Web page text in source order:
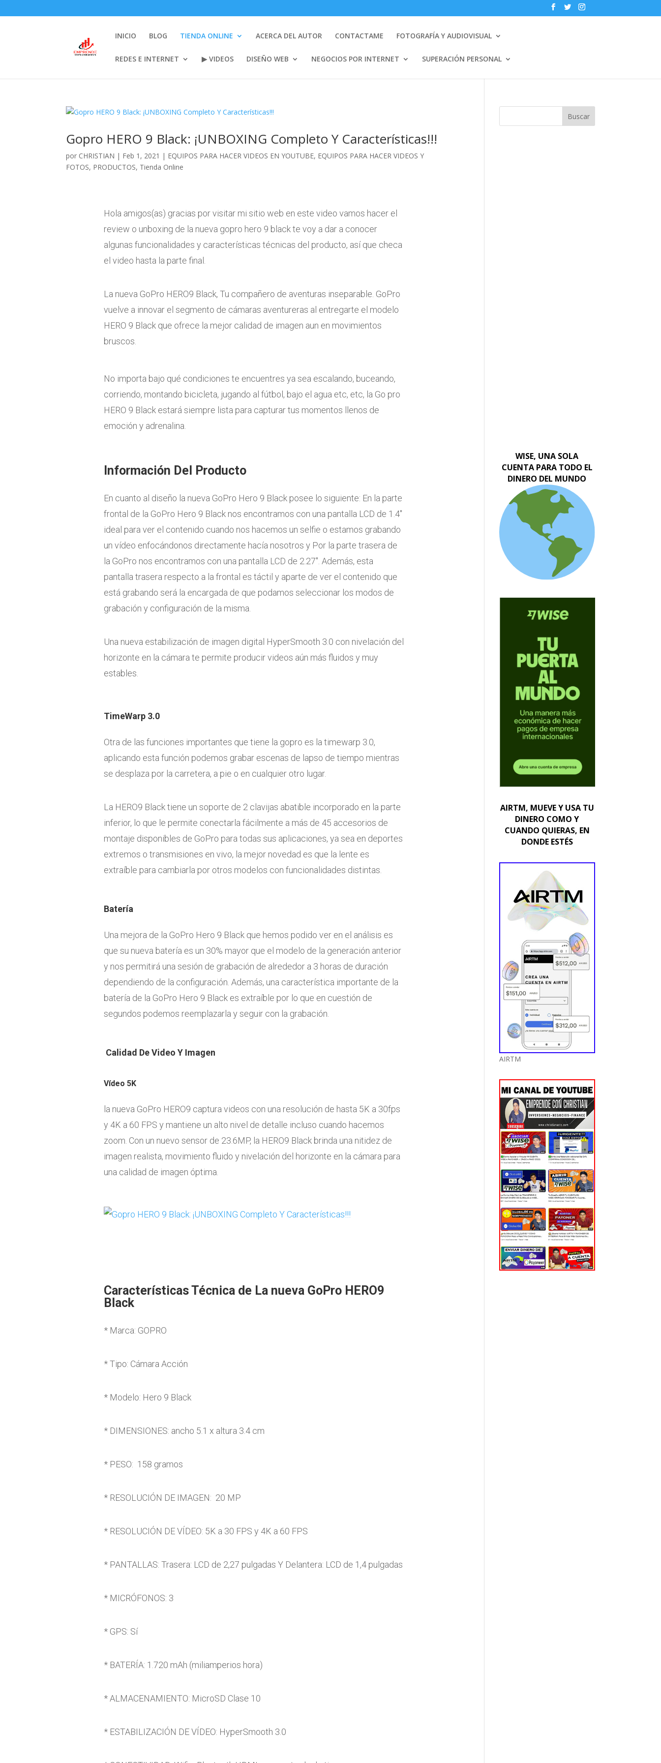
INICIO BLOG TIENDA ONLINE ACERCA DEL AUTOR CONTACTAME FOTOGRAFÍA Y AUDIOVISUAL
REDES E INTERNET ▶ VIDEOS DISEÑO WEB NEGOCIOS POR INTERNET SUPERACIÓN PERSONAL
Gopro HERO 9 Black: ¡UNBOXING Completo Y Características!!!
por CHRISTIAN | Feb 1, 2021 | EQUIPOS PARA HACER VIDEOS EN YOUTUBE, EQUIPOS PARA HACER VIDEOS Y
FOTOS, PRODUCTOS, Tienda Online
Hola amigos(as) gracias por visitar mi sitio web en este video vamos hacer el
review o unboxing de la nueva gopro hero 9 black te voy a dar a conocer
algunas funcionalidades y características técnicas del producto, así que checa
el video hasta la parte final.
La nueva GoPro HERO9 Black, Tu compañero de aventuras inseparable. GoPro
vuelve a innovar el segmento de cámaras aventureras al entregarte el modelo
HERO 9 Black que ofrece la mejor calidad de imagen aun en movimientos
bruscos.
No importa bajo qué condiciones te encuentres ya sea escalando, buceando,
corriendo, montando bicicleta, jugando al fútbol, bajo el agua etc, etc, la Go pro
HERO 9 Black estará siempre lista para capturar tus momentos llenos de
emoción y adrenalina.
Información Del Producto
En cuanto al diseño la nueva GoPro Hero 9 Black posee lo siguiente: En la parte
frontal de la GoPro Hero 9 Black nos encontramos con una pantalla LCD de 1.4″
ideal para ver el contenido cuando nos hacemos un selfie o estamos grabando
un vídeo enfocándonos directamente hacía nosotros y Por la parte trasera de
la GoPro nos encontramos con una pantalla LCD de 2.27″. Además, esta
pantalla trasera respecto a la frontal es táctil y aparte de ver el contenido que
está grabando será la encargada de que podamos seleccionar los modos de
grabación y configuración de la misma.
Una nueva estabilización de imagen digital HyperSmooth 3.0 con nivelación del
horizonte en la cámara te permite producir videos aún más fluidos y muy
estables.
TimeWarp 3.0
Otra de las funciones importantes que tiene la gopro es la timewarp 3.0,
aplicando esta función podemos grabar escenas de lapso de tiempo mientras
se desplaza por la carretera, a pie o en cualquier otro lugar.
La HERO9 Black tiene un soporte de 2 clavijas abatible incorporado en la parte
inferior, lo que le permite conectarla fácilmente a más de 45 accesorios de
montaje disponibles de GoPro para todas sus aplicaciones, ya sea en deportes
extremos o transmisiones en vivo, la mejor novedad es que la lente es
extraíble para cambiarla por otros modelos con funcionalidades distintas.
Batería
Una mejora de la GoPro Hero 9 Black que hemos podido ver en el análisis es
que su nueva batería es un 30% mayor que el modelo de la generación anterior
y nos permitirá una sesión de grabación de alrededor a 3 horas de duración
dependiendo de la configuración. Además, una característica importante de la
batería de la GoPro Hero 9 Black es extraíble por lo que en cuestión de
segundos podemos reemplazarla y seguir con la grabación.
Calidad De Video Y Imagen
Vídeo 5K
la nueva GoPro HERO9 captura videos con una resolución de hasta 5K a 30fps
y 4K a 60 FPS y mantiene un alto nivel de detalle incluso cuando hacemos
zoom. Con un nuevo sensor de 23.6MP, la HERO9 Black brinda una nitidez de
imagen realista, movimiento fluido y nivelación del horizonte en la cámara para
una calidad de imagen óptima.
Características Técnica de La nueva GoPro HERO9
Black
* Marca: GOPRO
* Tipo: Cámara Acción
* Modelo: Hero 9 Black
* DIMENSIONES: ancho 5.1 x altura 3.4 cm
* PESO: 158 gramos
* RESOLUCIÓN DE IMAGEN: 20 MP
* RESOLUCIÓN DE VÍDEO: 5K a 30 FPS y 4K a 60 FPS
* PANTALLAS: Trasera: LCD de 2,27 pulgadas Y Delantera: LCD de 1,4 pulgadas
* MICRÓFONOS: 3
* GPS: Sí
* BATERÍA: 1.720 mAh (miliamperios hora)
* ALMACENAMIENTO: MicroSD Clase 10
* ESTABILIZACIÓN DE VÍDEO: HyperSmooth 3.0
Buscar
WISE, UNA SOLA
CUENTA PARA TODO EL
DINERO DEL MUNDO
AIRTM, MUEVE Y USA TU
DINERO COMO Y
CUANDO QUIERAS, EN
DONDE ESTÉS
AIRTM